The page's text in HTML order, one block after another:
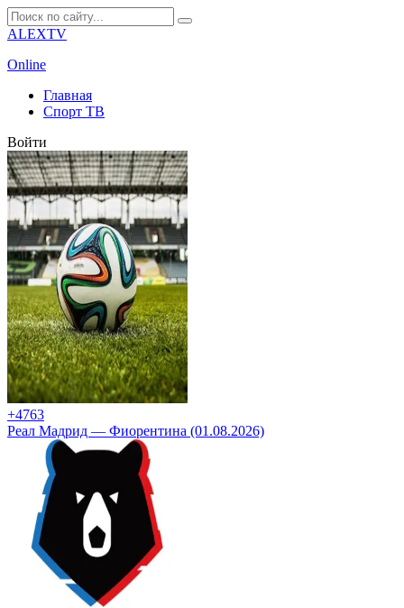
ALEXTV
Online
Главная
Спорт ТВ
Войти
+4763
Реал Мадрид — Фиорентина (01.08.2026)